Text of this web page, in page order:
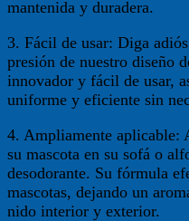
mantenida y duradera.
3. Fácil de usar: Diga
presión de nuestro diseño
innovador y fácil de usar,
uniforme y eficiente sin
4. Ampliamente aplicable:
su mascota en su sofá o
desodorante. Su fórmula
mascotas, dejando un
nido interior y exterior.